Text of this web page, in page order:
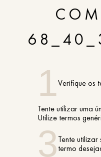
Verifique os
Tente utilizar uma
Utilize termos
Tente
termo